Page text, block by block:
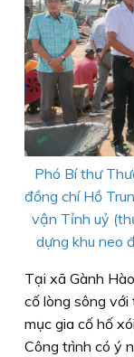
Phó Bí thư
đồng chí Hồ
vận Tỉnh uỷ
dựng khu neo
Tại xã Gành
cố lòng sông
mục gia cố hố
Công trình có ý